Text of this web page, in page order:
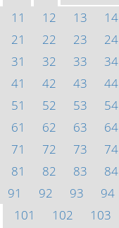
11
12 13 14
21
22 23 24
31
32 33 34
41
42 43 44
51
52 53 54
61
62 63 64
71
72 73 74
81
82 83 84
91
92 93 94
101
102 103